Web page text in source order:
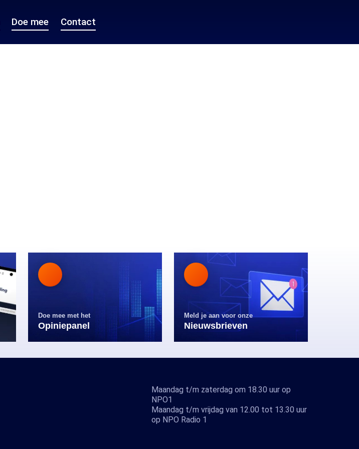
Doe mee Contact
Doe mee met het
Opiniepanel
Meld je aan voor onze
Nieuwsbrieven
Maandag t/m zaterdag om 18.30 uur op
NPO1
Maandag t/m vrijdag van 12.00 tot 13.30 uur
op NPO Radio 1